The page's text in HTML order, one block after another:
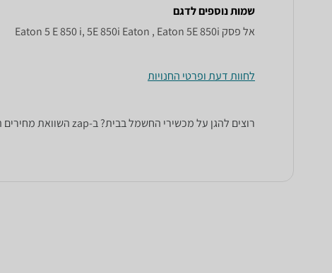
שמות נוספים לדגם
‏אל פסק Eaton 5 E 850 i, 5E 850i Eaton , Eaton 5E 850i
לחוות דעת ופרטי החנויות
רוצים להגן על מכשירי החשמל בבית? ב-zap השוואת מחירים תוכלו למצוא מגוון רחב של מכשירי אל פסק, מגן ברקים ומייצבי מתח של מיטב המותגים: Advice, APC, GPT, Ippon ועוד.